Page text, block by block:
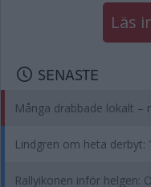
Läs
SENASTE
Många drabbade lokalt –
Lindgren om heta derbyt:
Rallyikonen inför helgen: